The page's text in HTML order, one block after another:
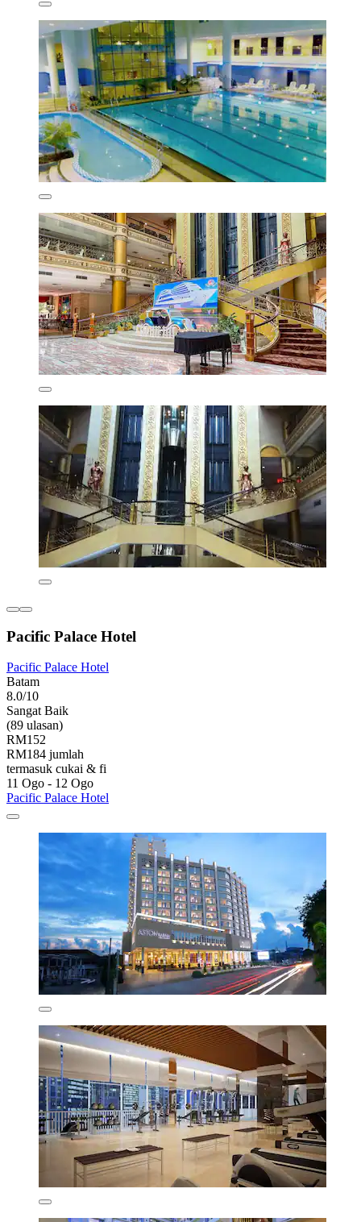
Pacific Palace Hotel
Pacific Palace Hotel
Batam
8.0/10
Sangat Baik
(89 ulasan)
RM152
RM184 jumlah
termasuk cukai & fi
11 Ogo - 12 Ogo
Pacific Palace Hotel